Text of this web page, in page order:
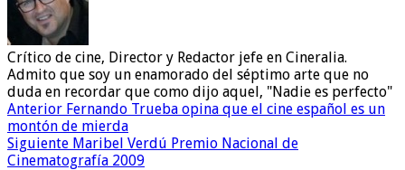
Crítico de cine, Director y Redactor jefe en Cineralia.
Admito que soy un enamorado del séptimo arte que no
duda en recordar que como dijo aquel, "Nadie es perfecto"
Anterior Fernando Trueba opina que el cine español es un
montón de mierda
Siguiente Maribel Verdú Premio Nacional de
Cinematografía 2009